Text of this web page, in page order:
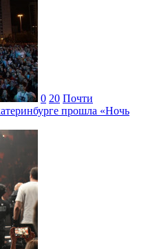
0 20 Почти
прошла «Ночь